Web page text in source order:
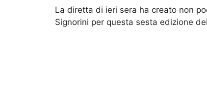
La diretta di ieri sera ha creato non
Signorini per questa sesta edizione del